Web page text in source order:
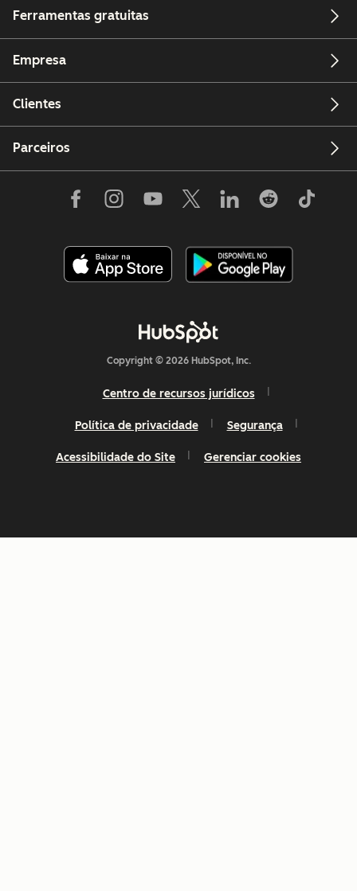
Ferramentas gratuitas
Empresa
Clientes
Parceiros
Copyright © 2026 HubSpot, Inc.
Centro de recursos jurídicos
Política de privacidade Segurança
Acessibilidade do Site Gerenciar cookies